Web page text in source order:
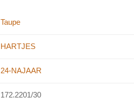
Taupe
HARTJES
24-NAJAAR
172.2201/30